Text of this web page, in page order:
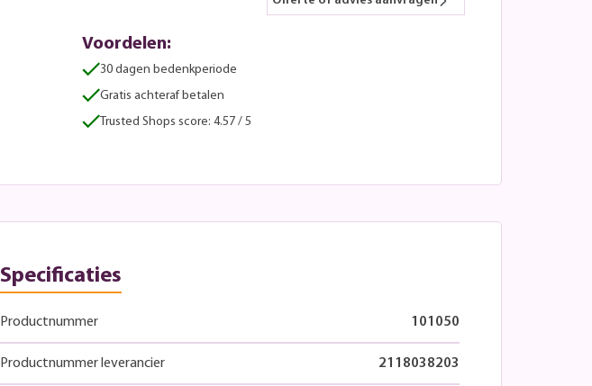
Voordelen:
30 dagen bedenkperiode
Gratis achteraf betalen
Trusted Shops score: 4.57 / 5
Specificaties
Productnummer 101050
Productnummer leverancier 2118038203